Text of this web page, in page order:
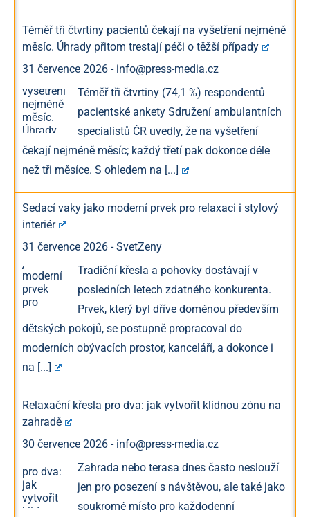
Téměř tři čtvrtiny pacientů čekají na vyšetření nejméně
měsíc. Úhrady přitom trestají péči o těžší případy
31 července 2026 - info@press-media.cz
Téměř tři čtvrtiny (74,1 %) respondentů
pacientské ankety Sdružení ambulantních
specialistů ČR uvedly, že na vyšetření
čekají nejméně měsíc; každý třetí pak dokonce déle
než tři měsíce. S ohledem na [...]
Sedací vaky jako moderní prvek pro relaxaci i stylový
interiér
31 července 2026 -SvetZeny
Tradiční křesla a pohovky dostávají v
posledních letech zdatného konkurenta.
Prvek, který byl dříve doménou především
dětských pokojů, se postupně propracoval do
moderních obývacích prostor, kanceláří, a dokonce i
na [...]
Relaxační křesla pro dva: jak vytvořit klidnou zónu na
zahradě
30 července 2026 - info@press-media.cz
Zahrada nebo terasa dnes často neslouží
jen pro posezení s návštěvou, ale také jako
soukromé místo pro každodenní